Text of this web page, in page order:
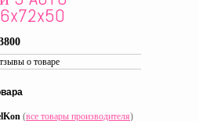
о товаре
(все товары производителя)